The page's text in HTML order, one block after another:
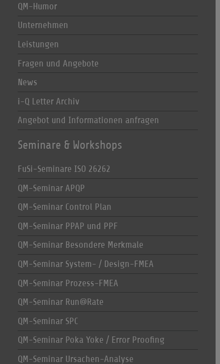
QM-Humor
Unternehmen
Leistungen
Fragen und Angebote
News
i-Q Letter Archiv
Angebot und Informationen anfragen
Seminare & Workshops
FuSi-Seminare ISO 26262
QM-Seminar APQP
QM-Seminar Control Plan
QM-Seminar PPAP und PPF
QM-Seminar Besondere Merkmale
QM-Seminar System- / Design-FMEA
QM-Seminar Prozess-FMEA
QM-Seminar Run@Rate
QM-Seminar SPC
QM-Seminar Poka Yoke / Error Proofing
QM-Seminar Ursachen-Analyse